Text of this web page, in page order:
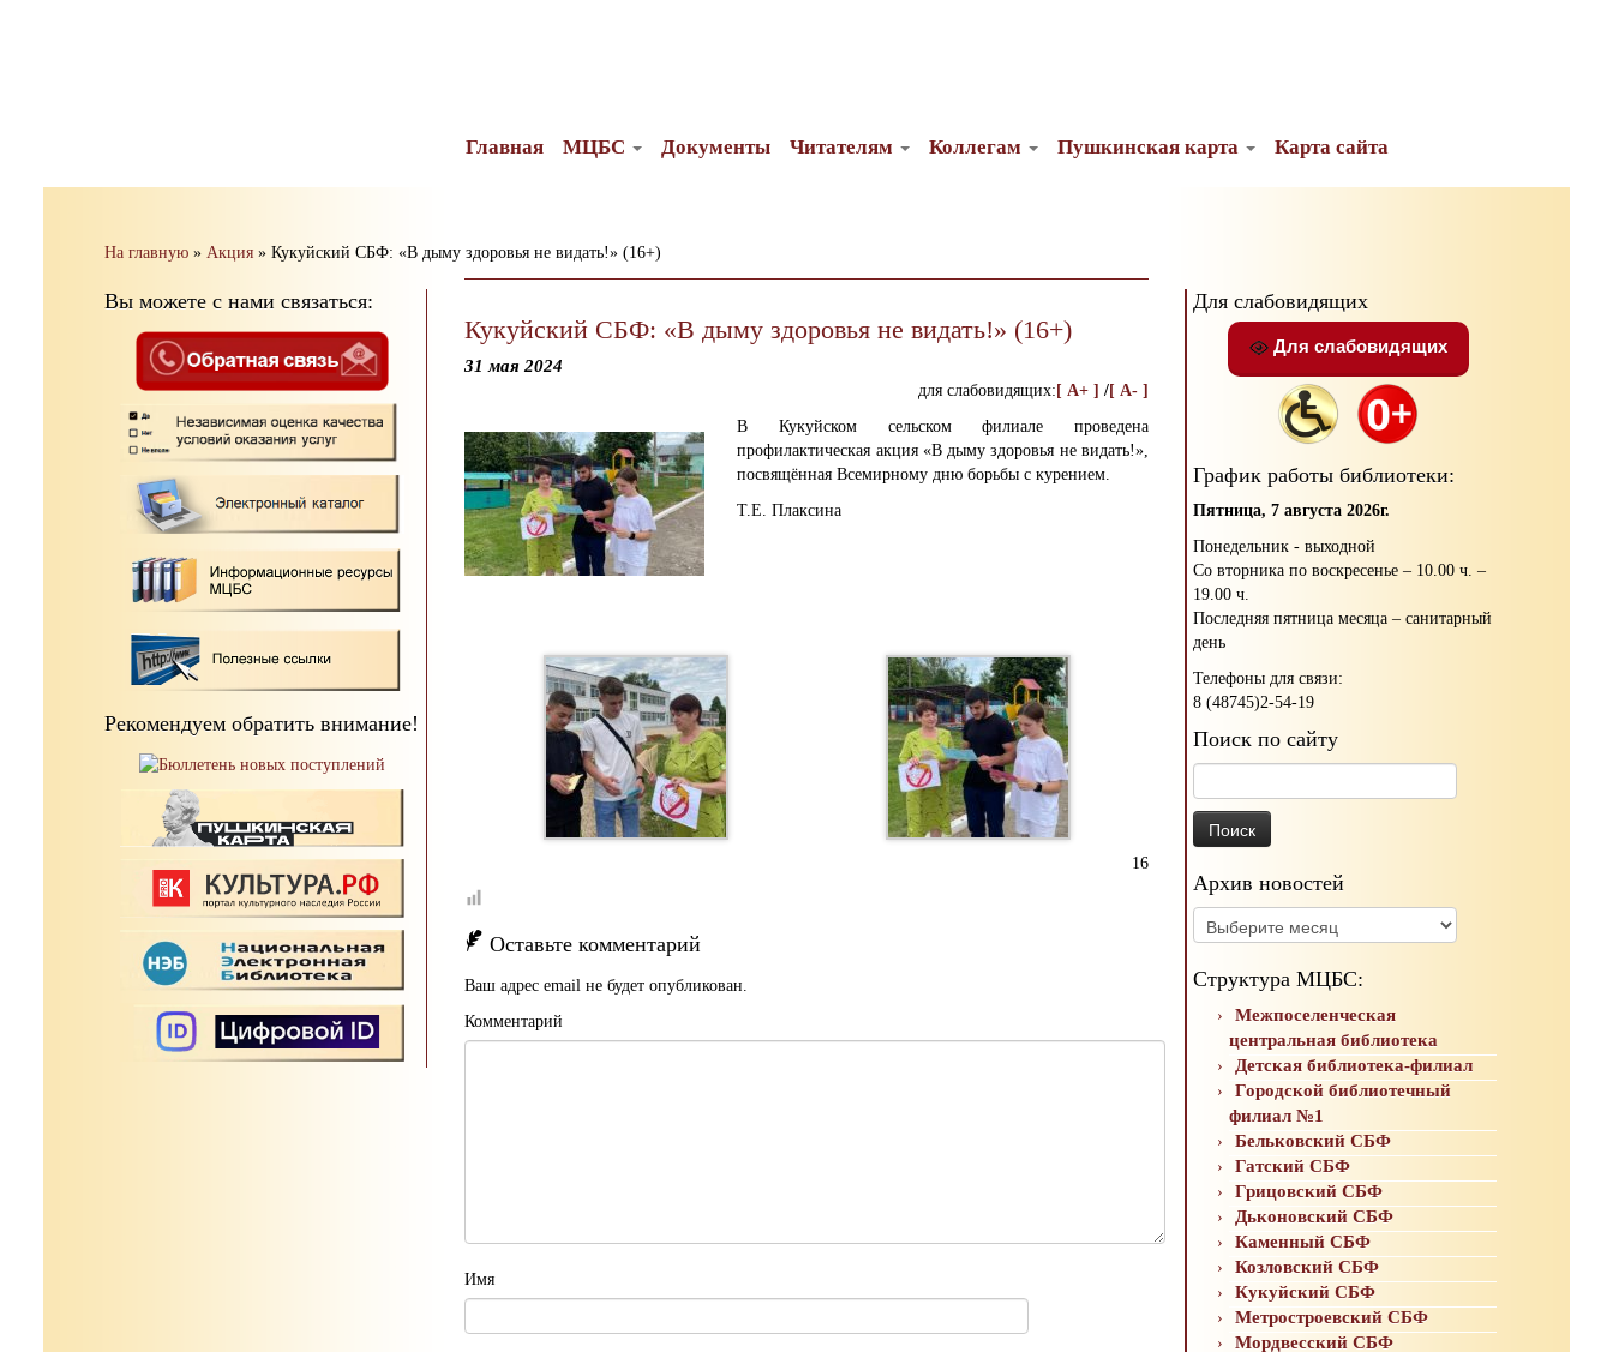
Главная МЦБС Документы Читателям Коллегам Пушкинская карта Карта сайта
На главную » Акция » Кукуйский СБФ: «В дыму здоровья не видать!» (16+)
Вы можете с нами связаться:
Рекомендуем обратить внимание!
Кукуйский СБФ: «В дыму здоровья не видать!» (16+)
31 мая 2024
для слабовидящих: [ A+ ] /[ A- ]
В Кукуйском сельском филиале проведена
профилактическая акция «В дыму здоровья не видать!»,
посвящённая Всемирному дню борьбы с курением.
Т.Е. Плаксина
16
Оставьте комментарий
Ваш адрес email не будет опубликован.
Комментарий
Имя
Для слабовидящих
Для слабовидящих
График работы библиотеки:
Пятница, 7 августа 2026г.
Понедельник - выходной
Со вторника по воскресенье – 10.00 ч. –
19.00 ч.
Последняя пятница месяца – санитарный
день
Телефоны для связи:
8 (48745)2-54-19
Поиск по сайту
Архив новостей
Архив
новостей
Структура МЦБС:
Межпоселенческая
центральная библиотека
Детская библиотека-филиал
Городской библиотечный
филиал №1
Бельковский СБФ
Гатский СБФ
Грицовский СБФ
Дьконовский СБФ
Каменный СБФ
Козловский СБФ
Кукуйский СБФ
Метростроевский СБФ
Мордвесский СБФ